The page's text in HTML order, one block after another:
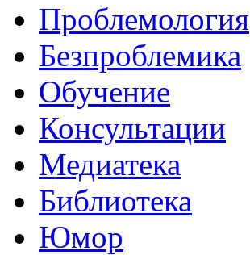
Проблемология
Безпроблемика
Обучение
Консультации
Медиатека
Библиотека
Юмор